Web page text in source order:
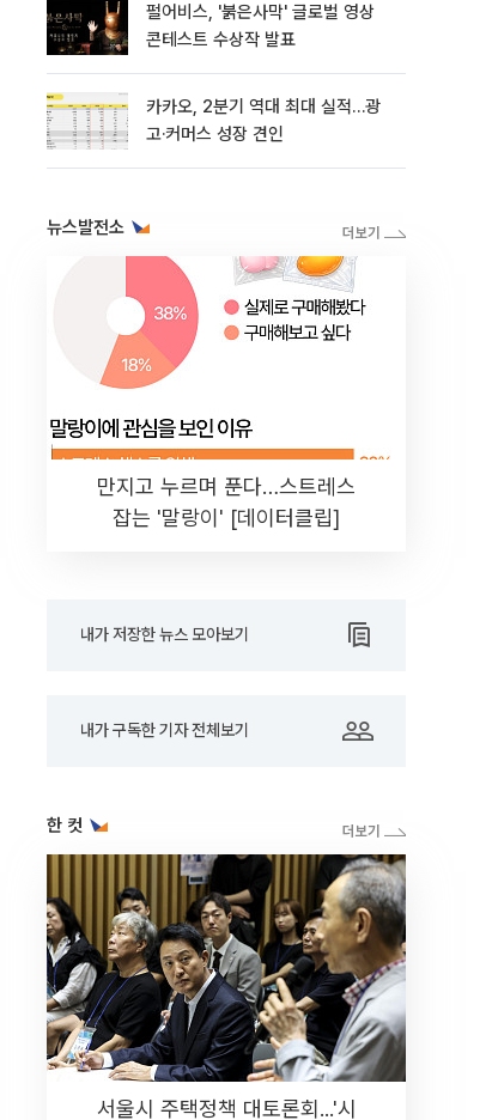
펄어비스, '붉은사막' 글로벌 영상
콘테스트 수상작 발표
카카오, 2분기 역대 최대 실적…광
고·커머스 성장 견인
뉴스발전소
만지고 누르며 푼다…스트레스
잡는 '말랑이' [데이터클립]
내가 저장한 뉴스 모아보기
내가 구독한 기자 전체보기
한 컷
서울시 주택정책 대토론회...'시